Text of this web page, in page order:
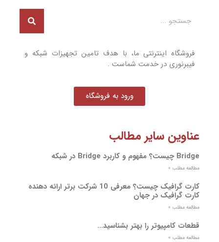
فروشگاه اینترنتی ما، با هدف تامین تجهیزات شبکه و
فیبرنوری در خدمت شماست .
ورود به فروشگاه
عناوین سایر مطالب
Bridge چیست؟ مفهوم و کاربرد Bridge در شبکه
مطالعه مطلب »
کارت گرافیک چیست؟ معرفی 10 شرکت برتر ارائه دهنده
کارت گرافیک در جهان
مطالعه مطلب »
قطعات کامپیوتر را بهتر بشناسید…
مطالعه مطلب »